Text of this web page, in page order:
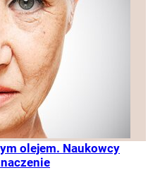
olejem. Naukowcy